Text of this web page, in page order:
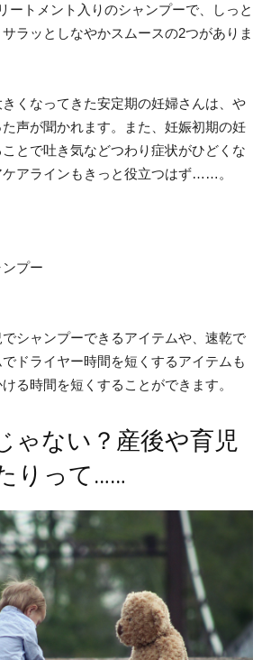
ートメント入りのシャンプーで、しっと
ラッとしなやかスムースの2つがありま
くなってきた安定期の妊婦さんは、や
声が聞かれます。また、妊娠初期の妊
とで吐き気などつわり症状がひどくな
アラインもきっと役立つはず……。
ンプー
シャンプーできるアイテムや、速乾で
ドライヤー時間を短くするアイテムも
る時間を短くすることができます。
ゃない？産後や育児
りって……